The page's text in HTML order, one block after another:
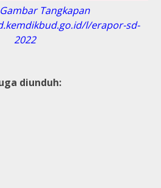
Tangkapan
l/erapor-sd-
2022
diunduh: